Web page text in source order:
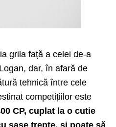
grila față a celei de-a
dar, în afară de
tehnică între cele
competițiilor este
CP, cuplat la o cutie